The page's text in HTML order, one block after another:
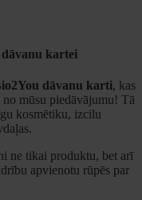
kartei
dāvanu karti, kas
mūsu piedāvājumu! Tā
kosmētiku, izcilu
ne tikai produktu, bet arī
apvienotu rūpēs par